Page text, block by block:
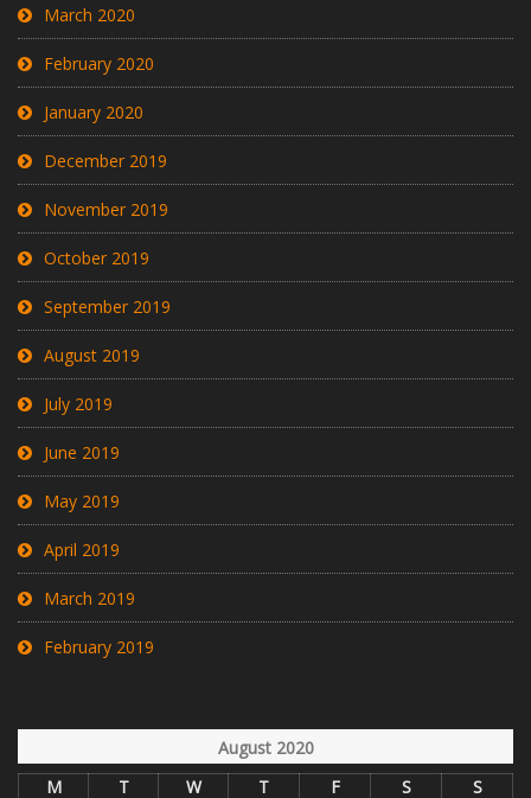
March 2020
February 2020
January 2020
December 2019
November 2019
October 2019
September 2019
August 2019
July 2019
June 2019
May 2019
April 2019
March 2019
February 2019
August 2020
M
T W T F S S